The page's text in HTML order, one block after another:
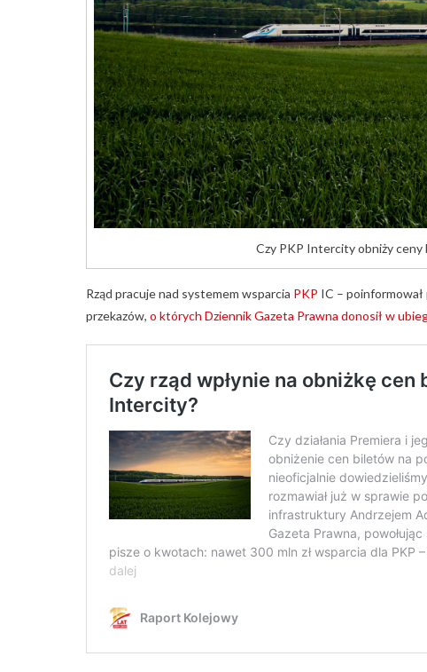
Czy PKP Intercity obniży
Rząd pracuje nad systemem wsparcia PKP IC –
przekazów, o których Dziennik Gazeta Prawna donosił w